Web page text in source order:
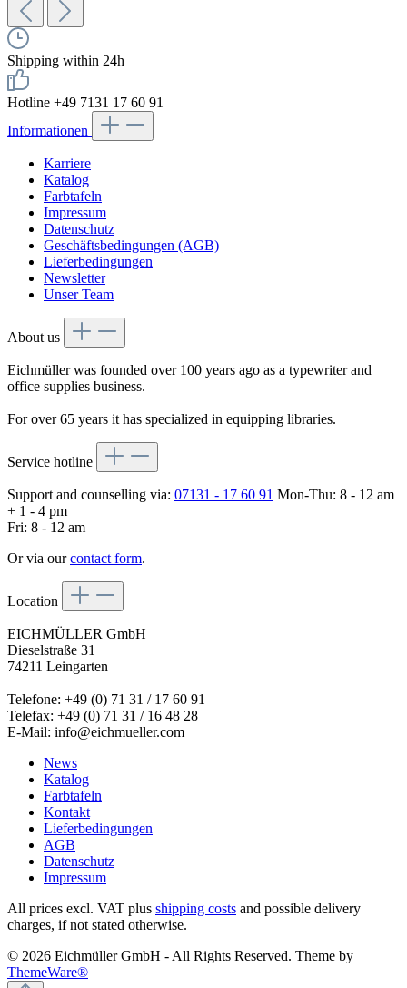
Shipping within 24h
Hotline +49 7131 17 60 91
Informationen
Karriere
Katalog
Farbtafeln
Impressum
Datenschutz
Geschäftsbedingungen (AGB)
Lieferbedingungen
Newsletter
Unser Team
About us
Eichmüller was founded over 100 years ago as a typewriter and
office supplies business.
For over 65 years it has specialized in equipping libraries.
Service hotline
Support and counselling via: 07131 - 17 60 91 Mon-Thu: 8 - 12 am
+ 1 - 4 pm
Fri: 8 - 12 am
Or via ourcontact form.
Location
EICHMÜLLER GmbH
Dieselstraße 31
74211 Leingarten
Telefone: +49 (0) 71 31 / 17 60 91
Telefax: +49 (0) 71 31 / 16 48 28
E-Mail: info@eichmueller.com
News
Katalog
Farbtafeln
Kontakt
Lieferbedingungen
AGB
Datenschutz
Impressum
All prices excl. VAT plus shipping costs and possible delivery
charges, if not stated otherwise.
© 2026 Eichmüller GmbH - All Rights Reserved. Theme by
ThemeWare®